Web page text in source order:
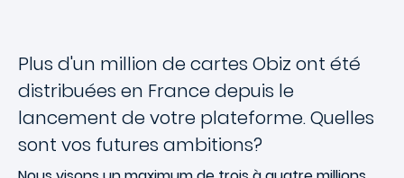
Plus d'un million de cartes Obiz ont été
distribuées en France depuis le
lancement de votre plateforme. Quelles
sont vos futures ambitions?